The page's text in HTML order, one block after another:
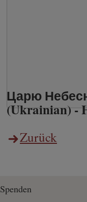
Царю
(Ukrainian) -
Zurück
Spenden